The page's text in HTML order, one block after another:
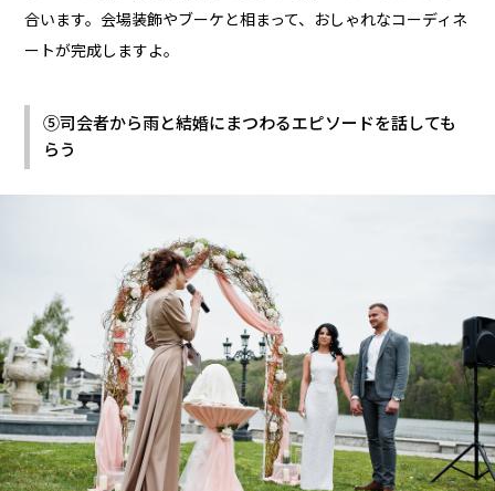
合います。会場装飾やブーケと相まって、おしゃれなコーディネ
ートが完成しますよ。
⑤司会者から雨と結婚にまつわるエピソードを話しても
らう